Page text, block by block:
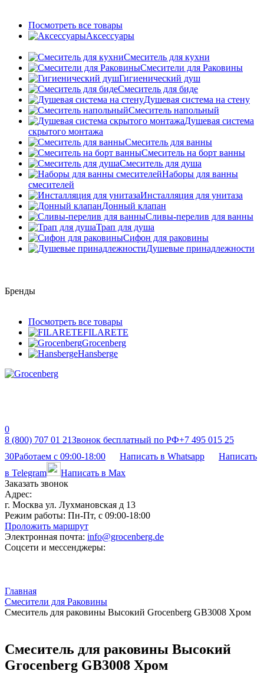
Посмотреть все товары
Аксессуары
Смеситель для кухни
Смесители для Раковины
Гигиенический душ
Смеситель для биде
Душевая система на стену
Смеситель напольный
Душевая система
скрытого монтажа
Смеситель для ванны
Смеситель на борт ванны
Смеситель для душа
Наборы для ванны
смесителей
Инсталляция для унитаза
Донный клапан
Cливы-перелив для ванны
Трап для душа
Сифон для раковины
Душевые принадлежности
Бренды
Посмотреть все товары
FILARETE
Grocenberg
Hansberge
0
8 (800) 707 01 21Звонок бесплатный по РФ+7 495 015 25
30Работаем с 09:00-18:00 Написать в Whatsapp
Написать
в Telegram
Написать в Max
Заказать звонок
Адрес:
г. Москва ул. Лухмановская д 13
Режим работы: Пн-Пт, с 09:00-18:00
Проложить маршрут
Электронная почта: info@grocenberg.de
Соцсети и мессенджеры:
Главная
Смесители для Раковины
Cмеситель для раковины Высокий Grocenberg GB3008 Хром
Cмеситель для раковины Высокий
Grocenberg GB3008 Хром